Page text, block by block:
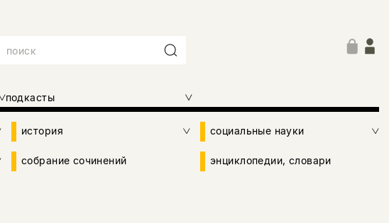
подкасты
история социальные науки
собрание сочинений энциклопедии, словари